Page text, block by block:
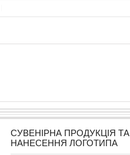
СУВЕНІРНА ПРОДУКЦІЯ ТА
НАНЕСЕННЯ ЛОГОТИПА